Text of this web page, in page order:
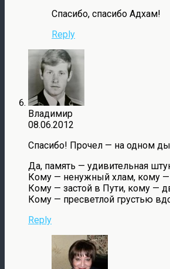
Спасибо, спасибо Адхам!
Reply
Владимир
08.06.2012
Спасибо! Прочел — на одном
Да, память — удивительная
Кому — ненужный хлам, кому —
Кому — застой в Пути, кому —
Кому — пресветлой грустью
Reply